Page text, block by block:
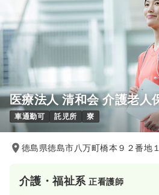
医療法人 清和会 介護老人
車通勤可 託児所 寮
徳島県徳島市八万町橋本９２番地１
介護・福祉系正看護師